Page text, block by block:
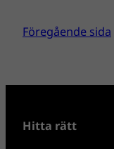
Föregående sida
Hitta rätt